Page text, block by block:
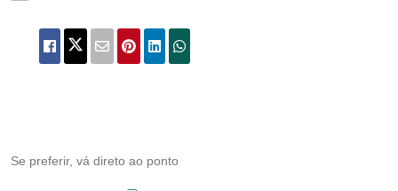
Se preferir, vá direto ao ponto